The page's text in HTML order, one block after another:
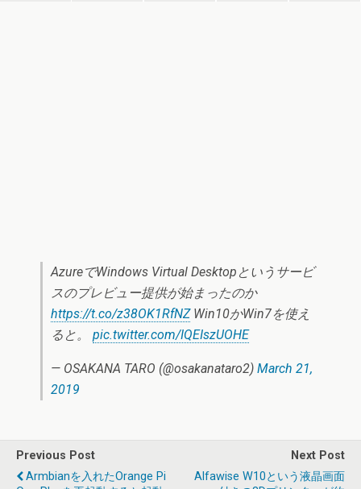
AzureでWindows Virtual Desktopというサービ
スのプレビュー提供が始まったのか
https://t.co/z38OK1RfNZWin10かWin7を使え
ると。 pic.twitter.com/IQEIszUOHE
— OSAKANA TARO (@osakanataro2) March 21,
2019
Previous Post
Armbianを入れたOrange Pi
Next Post
Alfawise W10という液晶画面